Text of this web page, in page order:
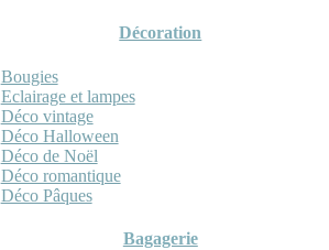
Décoration
Bougies
Eclairage et lampes
Déco vintage
Déco Halloween
Déco de Noël
Déco romantique
Déco Pâques
Bagagerie